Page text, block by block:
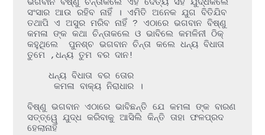
ଭଗବାନ ବିଷ୍ଣୁ ଚିନ୍ତାକଲେ ଏହି ଦୈତ୍ୟ ସହ ଯୁଦ୍ଧକଲେ
ସଂସାର ଆଉ ରହିବ ନାହିଁ । ଏମିତି ଅନେକ ଯୁଗ ବିତିଯିବ
ତଥାପି ଏ ଅସୁର ମରିବ ନାହିଁ ? ଏଠାରେ ଭଗବାନ ବିଷ୍ଣୁ
କମଳା ଙ୍କ କଥା ଚିନ୍ତାକଲେ ଓ ଭାବିଲେ କମଳିନୀ ଠିକ୍
କହୁଥିଲେ  ପୁନଶ୍ଚ ଭଗବାନ ଚିନ୍ତା କଲେ ଧନ୍ୟ ବିଧାତା
ତୁମେ ,ଧନ୍ୟ ତୁମ ବର ଦାନ!
ବିଷ୍ଣୁ ଭଗବାନ ଏଠାରେ ଭାବିଛନ୍ତି ଯେ କମଳା ଙ୍କ ବାରଣ
ସତ୍ତ୍ୱେ ଯୁଦ୍ଧ କରିବାକୁ ଆସିଲି କିନ୍ତି ତାହା ଫଳପ୍ରଦ
ହେଲାନାହିଁ